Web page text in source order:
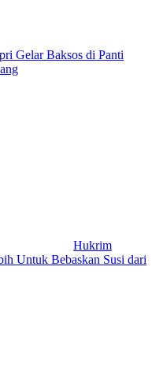
Gelar Baksos di Panti
Hukrim
Untuk Bebaskan Susi dari